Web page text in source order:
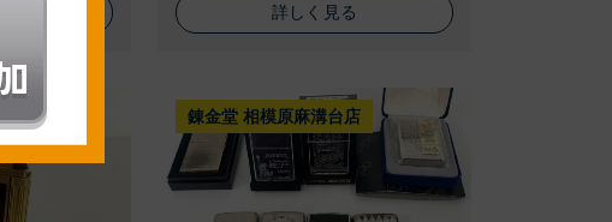
詳しく見る
錬金堂 相模原麻溝台店